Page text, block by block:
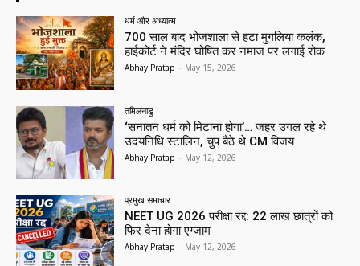
धर्म और अध्यात्म
700 साल बाद भोजशाला से हटा मुगलिया कलंक,
हाईकोर्ट ने मंदिर घोषित कर नमाज पर लगाई रोक
Abhay Pratap - May 15, 2026
तमिलनाडु
‘सनातन धर्म को मिटाना होगा’… जहर उगल रहे थे
उदयनिधि स्टालिन, चुप बैठे थे CM विजय
Abhay Pratap - May 12, 2026
प्रमुख समाचार‎
NEET UG 2026 परीक्षा रद्द: 22 लाख छात्रों को
फिर देना होगा एग्जाम
Abhay Pratap - May 12, 2026